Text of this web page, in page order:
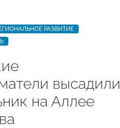
РАЗВИТИЕ
высадили
на Аллее